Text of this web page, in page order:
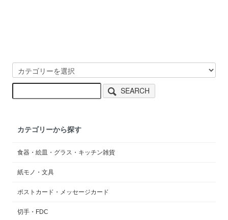
SEARCH
カテゴリーから探す
食器・絵皿・グラス・キッチン雑貨
紙モノ・文具
ポストカード・メッセージカード
切手・FDC